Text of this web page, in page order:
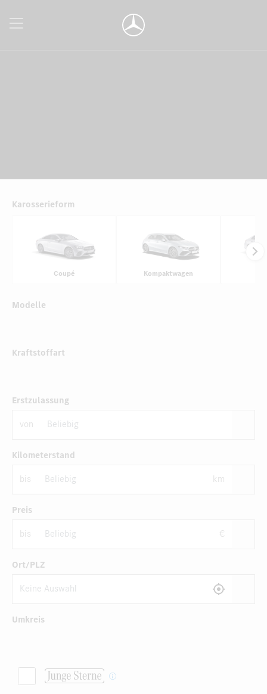
Karosserieform
Coupé Kompaktwagen
Modelle
Kraftstoffart
Erstzulassung
von
Kilometerstand
bis km
Preis
bis €
Ort/PLZ
Umkreis